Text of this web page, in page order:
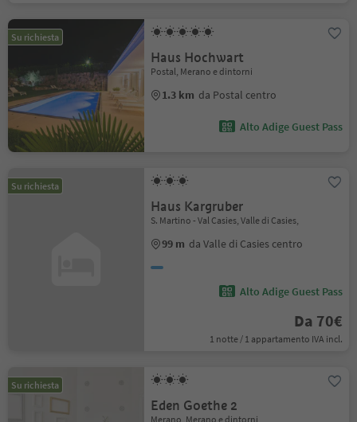
Su richiesta
Haus Hochwart
Postal, Merano e dintorni
1.3 km da Postal centro
Alto Adige Guest Pass
Su richiesta
Haus Kargruber
S. Martino - Val Casies, Valle di Casies,
99 m da Valle di Casies centro
Alto Adige Guest Pass
Da 70€
1 notte / 1 appartamento IVA incl.
Su richiesta
Eden Goethe 2
Merano, Merano e dintorni